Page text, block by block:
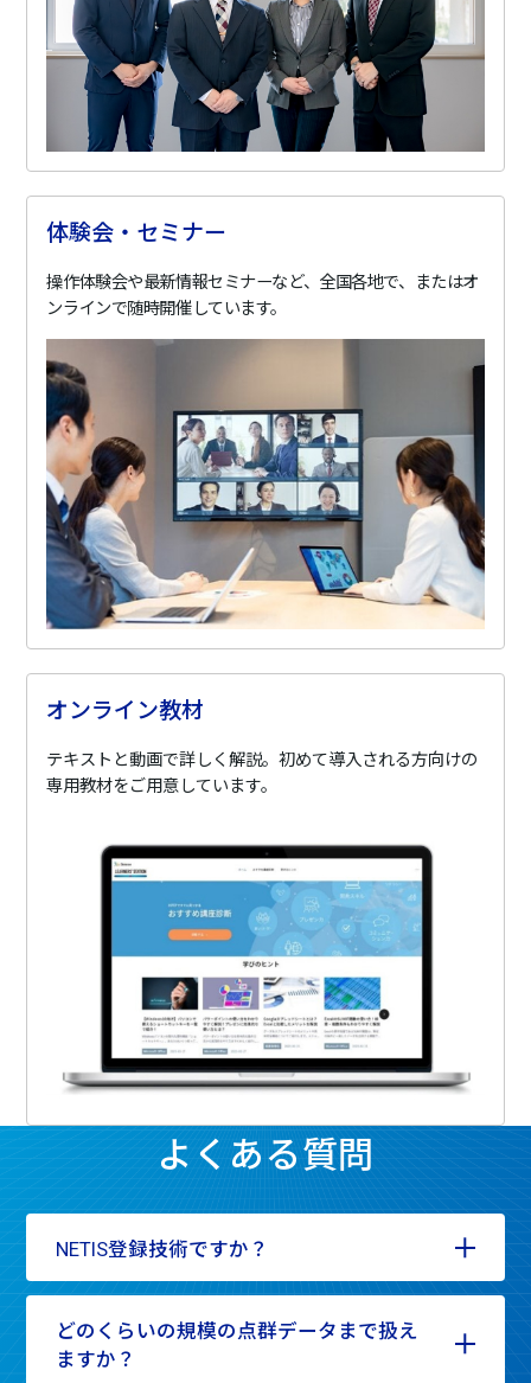
体験会・セミナー
操作体験会や最新情報セミナーなど、全国各地で、またはオ
ンラインで随時開催しています。
オンライン教材
テキストと動画で詳しく解説。初めて導入される方向けの
専用教材をご用意しています。
よくある質問
NETIS登録技術ですか？
どのくらいの規模の点群データまで扱え
ますか？